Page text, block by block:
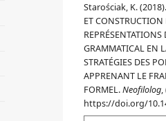
Starościak, K.
ET CONSTRUCTION
REPRÉSENTATIONS
GRAMMATICAL EN
STRATÉGIES DES
APPRENANT LE
FORMEL.Neofilolog,
https://doi.org/